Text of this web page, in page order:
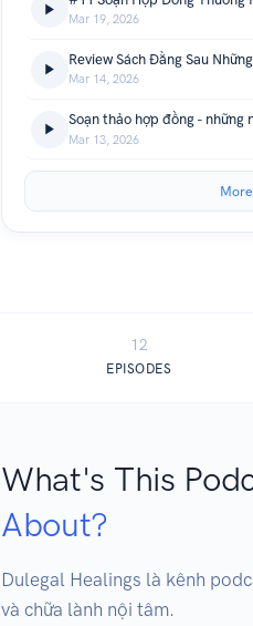
Mar 19, 2026
Mar 14, 2026
Mar 13, 2026
12
EPISODES
What's This
About?
Dulegal Healings là kênh
và chữa lành nội tâm.